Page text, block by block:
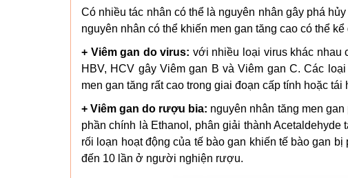
Có nhiều tác nhân có thể là nguyên nhân gây phá
nguyên nhân có thể khiến men gan tăng cao có thể kể
+ Viêm gan do virus: với nhiều loại virus khác nhau
HBV, HCV gây Viêm gan B và Viêm gan C. Các
men gan tăng rất cao trong giai đoạn cấp tính hoặc
+ Viêm gan do rượu bia: nguyên nhân tăng men
phần chính là Ethanol, phân giải thành
rối loạn hoạt động của tế bào gan khiến tế bào gan
đến 10 lần ở người nghiện rượu.